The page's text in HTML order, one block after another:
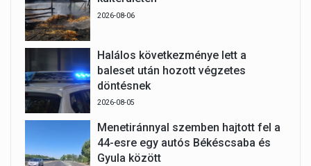
2026-08-06
Halálos következménye lett a
baleset után hozott végzetes
döntésnek
2026-08-05
Menetiránnyal szemben hajtott fel a
44-esre egy autós Békéscsaba és
Gyula között